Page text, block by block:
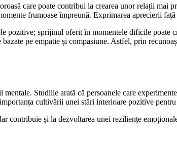
care poate contribui la crearea unor relații
frumoase împreună. Exprimarea aprecierii
pozitive; sprijinul oferit în momentele dificile
pe empatie și compasiune. Astfel, prin
Studiile arată că persoanele care
cultivării unei stări interioare pozitive
contribuie și la dezvoltarea unei reziliențe